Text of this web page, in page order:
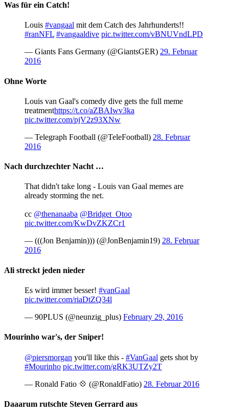
Was für ein Catch!
Louis #vangaal mit dem Catch des Jahrhunderts!!
#ranNFL #vangaaldive pic.twitter.com/vBNUVndLPD
— Giants Fans Germany (@GiantsGER) 29. Februar
2016
Ohne Worte
Louis van Gaal's comedy dive gets the full meme
treatmenthttps://t.co/aZBAIwv3ka
pic.twitter.com/pjV2z93XNw
— Telegraph Football (@TeleFootball) 28. Februar
2016
Nach durchzechter Nacht …
That didn't take long - Louis van Gaal memes are
already storming the net.
cc @thenanaaba @Bridget_Otoo
pic.twitter.com/KwDvZKZCr1
— (((Jon Benjamin))) (@JonBenjamin19) 28. Februar
2016
Ali streckt jeden nieder
Es wird immer besser! #vanGaal
pic.twitter.com/riaDtZQ34l
— 90PLUS (@neunzig_plus) February 29, 2016
Mourinho war's, der Sniper!
@piersmorgan you'll like this - #VanGaal gets shot by
#Mourinho pic.twitter.com/gRK3UTZy2T
— Ronald Fatio 💠 (@RonaldFatio) 28. Februar 2016
Daaarum rutschte Steven Gerrard aus